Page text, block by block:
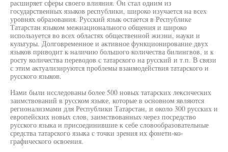
расширяет сферы своего влияния. Он стал одним из
государственных языков республики, широко изучается на всех
уровнях образования. Русский язык остается в Республике
Татарстан языком межнационального общения и широко
используется во всех областях общественной жизни, науки и
культуры. Долговременное и активное функционирование двух
языков приводит к наличию большого количества билингвов, и к
росту количества переводов с татарского на русский и т.п. В связи
с этим актуализируются проблемы взаимодействия татарского и
русского языков.
Нами были исследованы более 500 новых татарских лексических
заимствований в русском языке, которые в основном являются
регионализмами для Республики Татарстан, и около 300 русских и
европейских новых слов, заимствованных через посредство
русского языка и присоединившие к себе словообразовательные
средства татарского языка с точки зрения их фонети-ко-
графического освоения.